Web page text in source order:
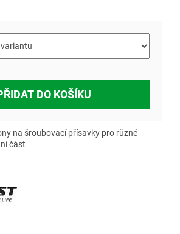
DO KOŠÍKU
na šroubovací přísavky pro různé
část